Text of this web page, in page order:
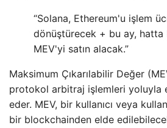
“Solana, Ethereum'u işlem
dönüştürecek + bu ay,
MEV'yi satın alacak.”
Maksimum Çıkarılabilir Değer
protokol arbitraj işlemleri yoluyla
eder. MEV, bir kullanıcı veya
bir blockchainden elde